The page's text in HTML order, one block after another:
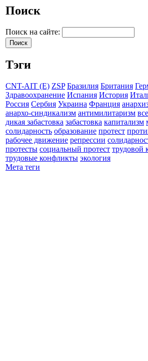
Поиск
Поиск на сайте:
Тэги
CNT-AIT (E) ZSP Бразилия Британия
Здравоохранение Испания История
Россия Сербия Украина Франция
анархо-синдикализм антимилитаризм
дикая забастовка забастовка капитализм
солидарность образование протест
рабочее движение репрессии
протесты социальный протест трудовой
трудовые конфликты экология
Мета теги